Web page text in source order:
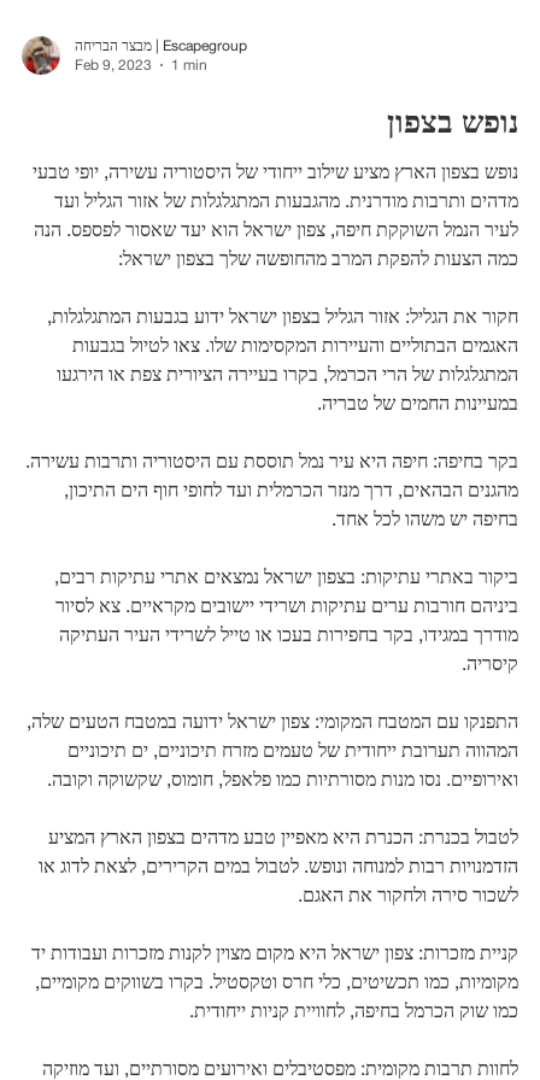
מבצר הבריחה | Escapegroup
Feb 9, 2023
1 min
נופש בצפון
נופש בצפון הארץ מציע שילוב ייחודי של היסטוריה עשירה, יופי טבעי
מדהים ותרבות מודרנית. מהגבעות המתגלגלות של אזור הגליל ועד
לעיר הנמל השוקקת חיפה, צפון ישראל הוא יעד שאסור לפספס. הנה
כמה הצעות להפקת המרב מהחופשה שלך בצפון ישראל:
חקור את הגליל: אזור הגליל בצפון ישראל ידוע בגבעות המתגלגלות,
האגמים הבתוליים והעיירות המקסימות שלו. צאו לטיול בגבעות
המתגלגלות של הרי הכרמל, בקרו בעיירה הציורית צפת או הירגעו
במעיינות החמים של טבריה.
בקר בחיפה: חיפה היא עיר נמל תוססת עם היסטוריה ותרבות עשירה.
מהגנים הבהאים, דרך מנזר הכרמלית ועד לחופי חוף הים התיכון,
בחיפה יש משהו לכל אחד.
ביקור באתרי עתיקות: בצפון ישראל נמצאים אתרי עתיקות רבים,
ביניהם חורבות ערים עתיקות ושרידי יישובים מקראיים. צא לסיור
מודרך במגידו, בקר בחפירות בעכו או טייל לשרידי העיר העתיקה
קיסריה.
התפנקו עם המטבח המקומי: צפון ישראל ידועה במטבח הטעים שלה,
המהווה תערובת ייחודית של טעמים מזרח תיכוניים, ים תיכוניים
ואירופיים. נסו מנות מסורתיות כמו פלאפל, חומוס, שקשוקה וקובה.
לטבול בכנרת: הכנרת היא מאפיין טבע מדהים בצפון הארץ המציע
הזדמנויות רבות למנוחה ונופש. לטבול במים הקרירים, לצאת לדוג או
לשכור סירה ולחקור את האגם.
קניית מזכרות: צפון ישראל היא מקום מצוין לקנות מזכרות ועבודות יד
מקומיות, כמו תכשיטים, כלי חרס וטקסטיל. בקרו בשווקים מקומיים,
כמו שוק הכרמל בחיפה, לחוויית קניות ייחודית.
לחוות תרבות מקומית: מפסטיבלים ואירועים מסורתיים, ועד מוזיקה